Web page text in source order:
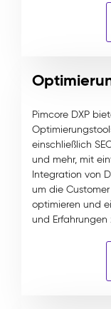
Pimcore DXP
einschließlich
und mehr, mit
Integration von
um die
optimieren und
und